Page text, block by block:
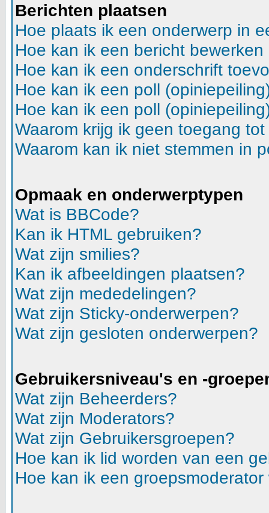
Berichten plaatsen
Hoe plaats ik een onderwerp in
Hoe kan ik een bericht
Hoe kan ik een onderschrift
Hoe kan ik een poll
Hoe kan ik een poll
Waarom krijg ik geen toegang
Waarom kan ik niet stemmen in
Opmaak en onderwerptypen
Wat is BBCode?
Kan ik HTML gebruiken?
Wat zijn smilies?
Kan ik afbeeldingen plaatsen?
Wat zijn mededelingen?
Wat zijn Sticky-onderwerpen?
Wat zijn gesloten onderwerpen?
Gebruikersniveau's en -
Wat zijn Beheerders?
Wat zijn Moderators?
Wat zijn Gebruikersgroepen?
Hoe kan ik lid worden van een
Hoe kan ik een groepsmoderator